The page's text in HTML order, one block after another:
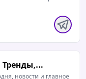
новости и главное